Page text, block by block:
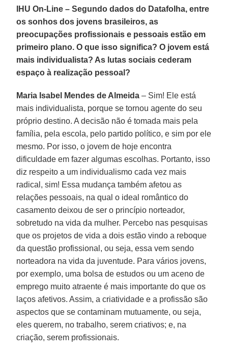
IHU On-Line – Segundo dados do Datafolha, entre
os sonhos dos jovens brasileiros, as
preocupações profissionais e pessoais estão em
primeiro plano. O que isso significa? O jovem está
mais individualista? As lutas sociais cederam
espaço à realização pessoal?
Maria Isabel Mendes de Almeida – Sim! Ele está
mais individualista, porque se tornou agente do seu
próprio destino. A decisão não é tomada mais pela
família, pela escola, pelo partido político, e sim por ele
mesmo. Por isso, o jovem de hoje encontra
dificuldade em fazer algumas escolhas. Portanto, isso
diz respeito a um individualismo cada vez mais
radical, sim! Essa mudança também afetou as
relações pessoais, na qual o ideal romântico do
casamento deixou de ser o princípio norteador,
sobretudo na vida da mulher. Percebo nas pesquisas
que os projetos de vida a dois estão vindo a reboque
da questão profissional, ou seja, essa vem sendo
norteadora na vida da juventude. Para vários jovens,
por exemplo, uma bolsa de estudos ou um aceno de
emprego muito atraente é mais importante do que os
laços afetivos. Assim, a criatividade e a profissão são
aspectos que se contaminam mutuamente, ou seja,
eles querem, no trabalho, serem criativos; e, na
criação, serem profissionais.